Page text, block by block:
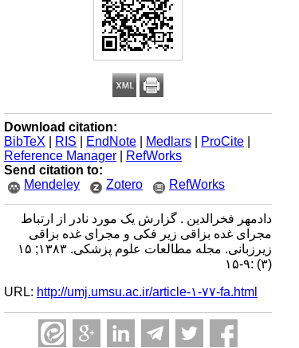
Download citation:
BibTeX
RIS EndNote Medlars ProCite
Reference Manager
RefWorks
Send citation to:
Mendeley
Zotero RefWorks
دادمهر فخرالدین . گزارش یک مورد نادر از ارتباط
مجرای غده بزاقی زیر فکی و مجرای غده بزاقی
زیرزبانی. مجله مطالعات علوم پزشکی. ۱۳۸۳; ۱۵
(۳) :۹-۱۵
URL: http://umj.umsu.ac.ir/article-۱-۷۷-fa.html